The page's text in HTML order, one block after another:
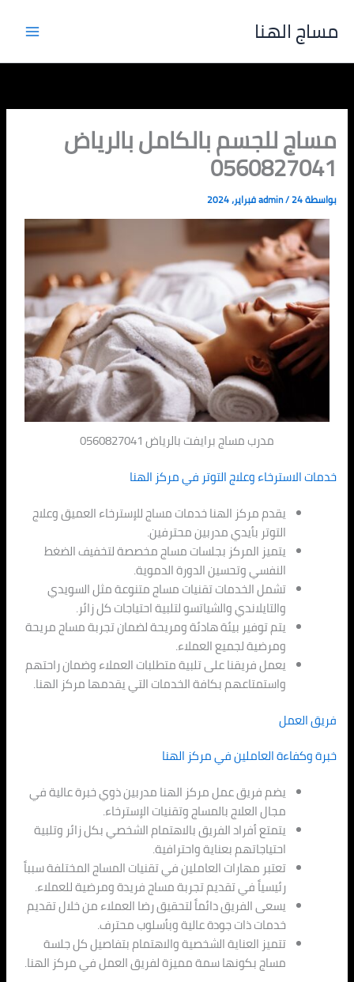
مساج الهنا
مساج للجسم بالكامل بالرياض
0560827041
بواسطة admin/24 فبراير، 2024
مدرب مساج برايفت بالرياض 0560827041
خدمات الاسترخاء وعلاج التوتر في مركز الهنا
يقدم مركز الهنا خدمات مساج للإسترخاء العميق وعلاج
التوتر بأيدي مدربين محترفين.
يتميز المركز بجلسات مساج مخصصة لتخفيف الضغط
النفسي وتحسين الدورة الدموية.
تشمل الخدمات تقنيات مساج متنوعة مثل السويدي
والتايلاندي والشياتسو لتلبية احتياجات كل زائر.
يتم توفير بيئة هادئة ومريحة لضمان تجربة مساج مريحة
ومرضية لجميع العملاء.
يعمل فريقنا على تلبية متطلبات العملاء وضمان راحتهم
واستمتاعهم بكافة الخدمات التي يقدمها مركز الهنا.
فريق العمل
خبرة وكفاءة العاملين في مركز الهنا
يضم فريق عمل مركز الهنا مدربين ذوي خبرة عالية في
مجال العلاج بالمساج وتقنيات الإسترخاء.
يتمتع أفراد الفريق بالاهتمام الشخصي بكل زائر وتلبية
احتياجاتهم بعناية واحترافية.
تعتبر مهارات العاملين في تقنيات المساج المختلفة سبباً
رئيسياً في تقديم تجربة مساج فريدة ومرضية للعملاء.
يسعى الفريق دائماً لتحقيق رضا العملاء من خلال تقديم
خدمات ذات جودة عالية وبأسلوب محترف.
تتميز العناية الشخصية والاهتمام بتفاصيل كل جلسة
مساج بكونها سمة مميزة لفريق العمل في مركز الهنا.